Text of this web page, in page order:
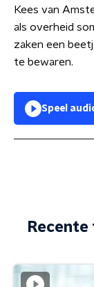
Kees van
als overheid
zaken een
te bewaren.
Speel